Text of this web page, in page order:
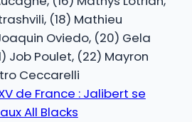
(18) Mathieu
Oviedo, (20) Gela
Job Poulet, (22) Mayron
Ceccarelli
de France : Jalibert se
All Blacks